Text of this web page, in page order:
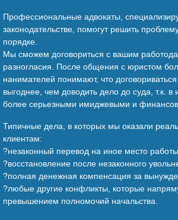
Профессиональные адвокаты,
законодательстве, помогут решить
порядке.
Мы сможем договориться с вашим
разногласия. После общения с юристом
нанимателей понимают, что
выгоднее, чем доводить дело до суда, т.к. в
более серьезными имиджевыми и
Типичные дела, в которых мы оказали
клиентам:
?незаконный перевод на иное место работы
?восстановление после незаконного
?полная денежная компенсация за
?любые другие конфликты, которые
превышением полномочий начальства.